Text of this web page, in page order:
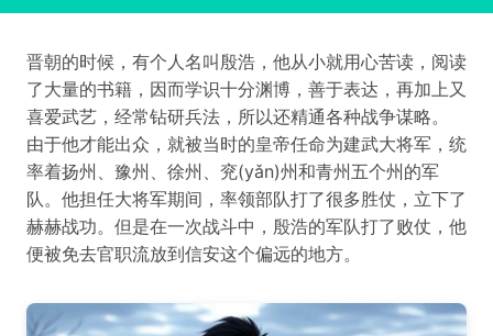
晋朝的时候，有个人名叫殷浩，他从小就用心苦读，阅读
了大量的书籍，因而学识十分渊博，善于表达，再加上又
喜爱武艺，经常钻研兵法，所以还精通各种战争谋略。
由于他才能出众，就被当时的皇帝任命为建武大将军，统
率着扬州、豫州、徐州、兖(yǎn)州和青州五个州的军
队。他担任大将军期间，率领部队打了很多胜仗，立下了
赫赫战功。但是在一次战斗中，殷浩的军队打了败仗，他
便被免去官职流放到信安这个偏远的地方。